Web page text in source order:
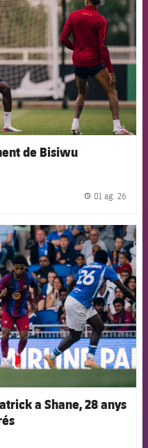
de Bisiwu
01 ag. 26
Barcelona badge
a Shane, 28 anys